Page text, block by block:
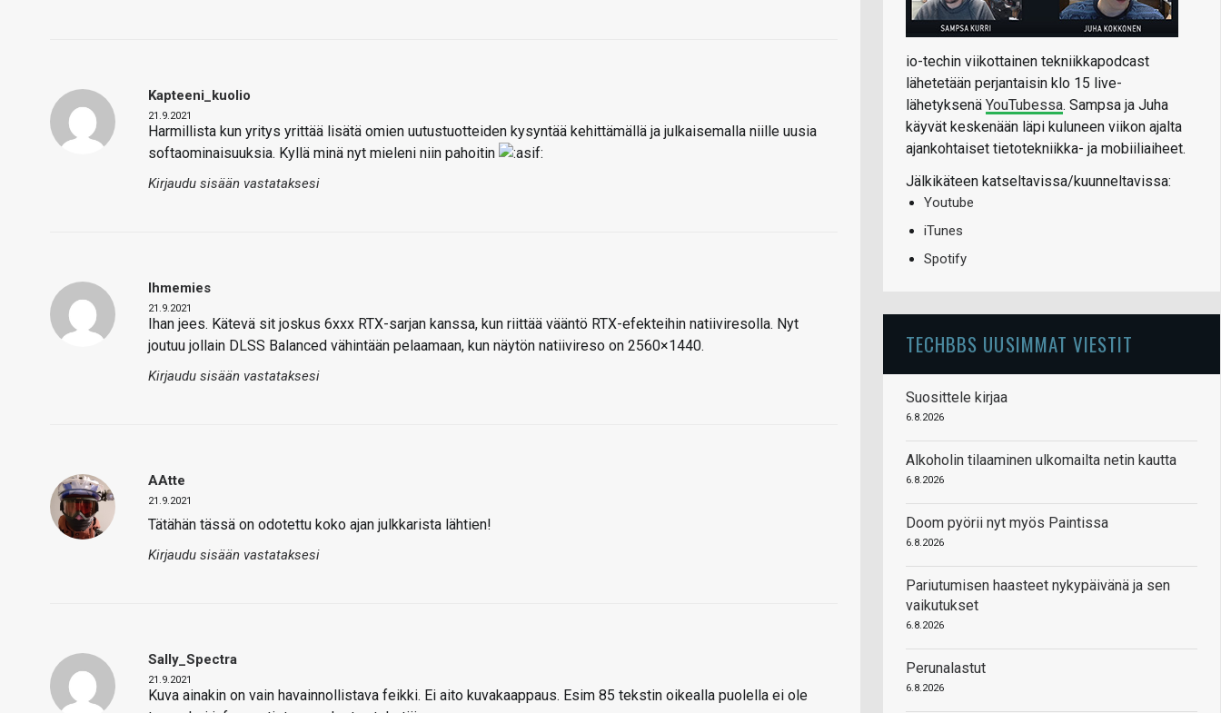
Kapteeni_kuolio
21.9.2021
Harmillista kun yritys yrittää lisätä omien uutustuotteiden kysyntää kehittämällä ja julkaisemalla niille uusia
softaominaisuuksia. Kyllä minä nyt mieleni niin pahoitin
Kirjaudu sisään vastataksesi
Ihmemies
21.9.2021
Ihan jees. Kätevä sit joskus 6xxx RTX-sarjan kanssa, kun riittää vääntö RTX-efekteihin natiiviresolla. Nyt
joutuu jollain DLSS Balanced vähintään pelaamaan, kun näytön natiivireso on 2560×1440.
Kirjaudu sisään vastataksesi
AAtte
21.9.2021
Tätähän tässä on odotettu koko ajan julkkarista lähtien!
Kirjaudu sisään vastataksesi
Sally_Spectra
21.9.2021
Kuva ainakin on vain havainnollistava feikki. Ei aito kuvakaappaus. Esim 85 tekstin oikealla puolella ei ole
io-techin viikottainen tekniikkapodcast
lähetetään perjantaisin klo 15 live-
lähetyksenä YouTubessa. Sampsa ja Juha
käyvät keskenään läpi kuluneen viikon ajalta
ajankohtaiset tietotekniikka- ja mobiiliaiheet.
Jälkikäteen katseltavissa/kuunneltavissa:
Youtube
iTunes
Spotify
TECHBBS UUSIMMAT VIESTIT
Suosittele kirjaa
6.8.2026
Alkoholin tilaaminen ulkomailta netin kautta
6.8.2026
Doom pyörii nyt myös Paintissa
6.8.2026
Pariutumisen haasteet nykypäivänä ja sen
vaikutukset
6.8.2026
Perunalastut
6.8.2026